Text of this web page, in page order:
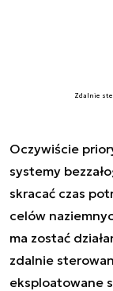
Zdalnie
Oczywiście
systemy
skracać czas
celów
ma zostać
zdalnie
eksploatowane